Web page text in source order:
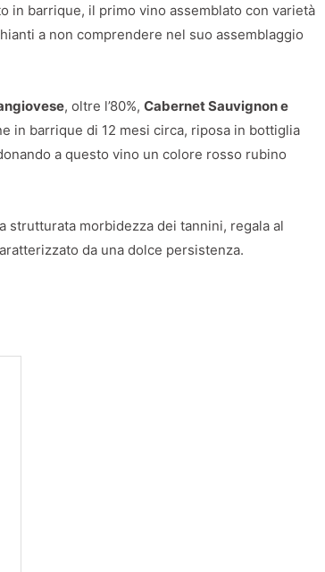
in barrique, il primo vino assemblato con varietà
a non comprendere nel suo assemblaggio
, oltre l’80%, Cabernet Sauvignon e
in barrique di 12 mesi circa, riposa in bottiglia
a questo vino un colore rosso rubino
strutturata morbidezza dei tannini, regala al
da una dolce persistenza.